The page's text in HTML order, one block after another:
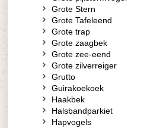
Grote Stern
Grote Tafeleend
Grote trap
Grote zaagbek
Grote zee-eend
Grote zilverreiger
Grutto
Guirakoekoek
Haakbek
Halsbandparkiet
Hapvogels